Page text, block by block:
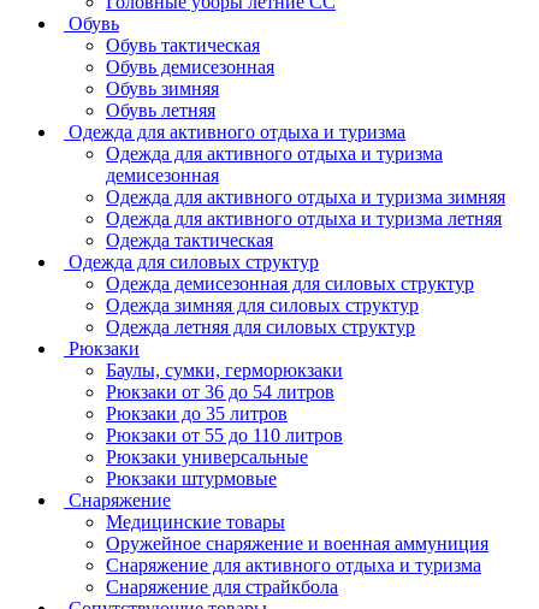
Обувь
Обувь тактическая
Обувь демисезонная
Обувь зимняя
Обувь летняя
Одежда для активного отдыха и туризма
Одежда для активного отдыха и туризма
демисезонная
Одежда для активного отдыха и туризма зимняя
Одежда для активного отдыха и туризма летняя
Одежда тактическая
Одежда для силовых структур
Одежда демисезонная для силовых структур
Одежда зимняя для силовых структур
Одежда летняя для силовых структур
Рюкзаки
Баулы, сумки, герморюкзаки
Рюкзаки от 36 до 54 литров
Рюкзаки до 35 литров
Рюкзаки от 55 до 110 литров
Рюкзаки универсальные
Рюкзаки штурмовые
Снаряжение
Медицинские товары
Оружейное снаряжение и военная аммуниция
Снаряжение для активного отдыха и туризма
Снаряжение для страйкбола